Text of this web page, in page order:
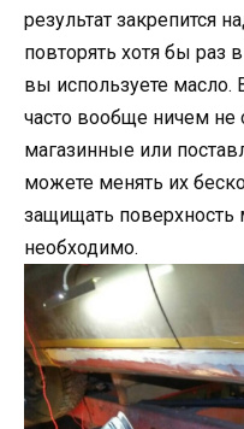
результат закрепится
повторять хотя бы раз
вы используете масло.
часто вообще ничем
магазинные или
можете менять их
защищать поверхность
необходимо.